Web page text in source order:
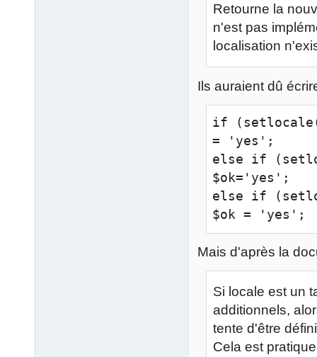
Retourne la
n'est pas
localisation
Ils auraient dû
if
= 'yes';
else if
$ok='yes';
else if
$ok = 'yes';
Mais d'après la
Si locale est un
additionnels,
tente d'être
Cela est